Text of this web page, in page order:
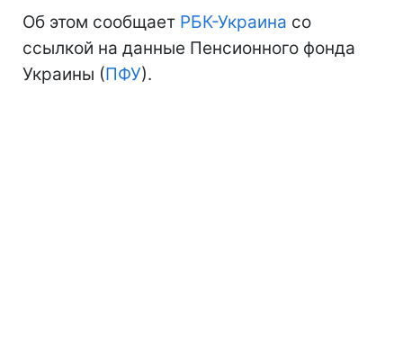
Об этом сообщает РБК-Украина со
ссылкой на данные Пенсионного фонда
Украины (ПФУ).